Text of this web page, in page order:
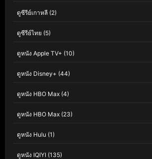
ดูซีรีย์เกาหลี (2)
ดูซีรีย์ไทย (5)
ดูหนัง Apple TV+ (10)
ดูหนัง Disney+ (44)
ดูหนัง HBO Max (4)
ดูหนัง HBO Max (23)
ดูหนัง Hulu (1)
ดูหนัง IQIYI (135)